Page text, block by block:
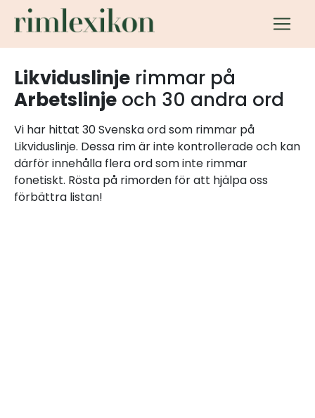
Likviduslinje rimmar på
Arbetslinje och 30 andra ord
Vi har hittat 30 Svenska ord som rimmar på
Likviduslinje. Dessa rim är inte kontrollerade och kan
därför innehålla flera ord som inte rimmar
fonetiskt. Rösta på rimorden för att hjälpa oss
förbättra listan!